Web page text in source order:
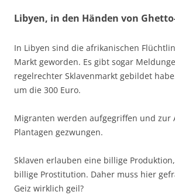
Libyen, in den Händen von
In Libyen sind die afrikanischen
Markt geworden. Es gibt sogar
regelrechter Sklavenmarkt gebildet
um die 300 Euro.
Migranten werden aufgegriffen und zur
Plantagen gezwungen.
Sklaven erlauben eine billige
billige Prostitution. Daher muss hier
Geiz wirklich geil?